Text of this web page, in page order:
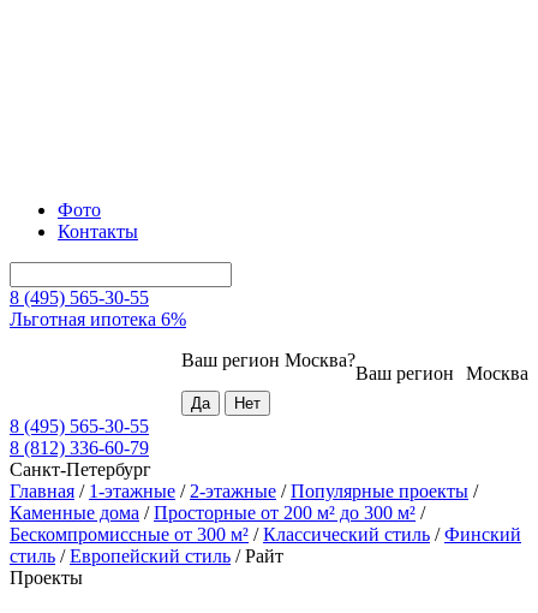
Фото
Контакты
8 (495) 565-30-55
Льготная ипотека 6%
Москва
Ваш регион
Ваш регион Москва?
8 (495) 565-30-55
8 (812) 336-60-79
Санкт-Петербург
Главная / 1-этажные / 2-этажные /Популярные проекты /
Каменные дома /Просторные от 200 м² до 300 м² /
Бескомпромиссные от 300 м² /Классический стиль /Финский
стиль /Европейский стиль /Райт
Проекты